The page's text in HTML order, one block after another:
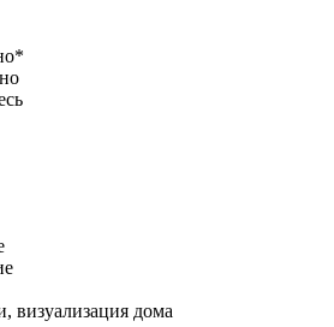
визуализация дома